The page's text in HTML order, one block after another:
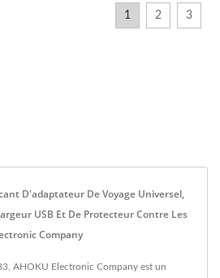
1 2 3
D'adaptateur De Voyage Universel,
USB Et De Protecteur Contre Les
Company
AHOKU Electronic Company est un